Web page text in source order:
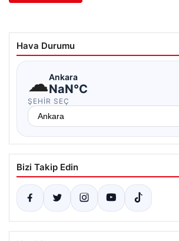
Hava Durumu
☁Ankara
NaN°C
ŞEHIR SEÇ
Bizi Takip Edin